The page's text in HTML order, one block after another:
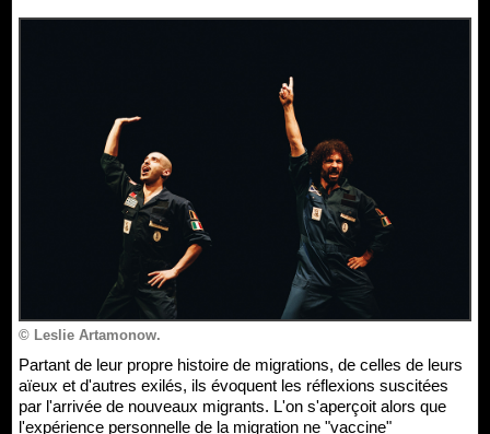
© Leslie Artamonow.
Partant de leur propre histoire de migrations, de celles de leurs
aïeux et d'autres exilés, ils évoquent les réflexions suscitées
par l'arrivée de nouveaux migrants. L'on s'aperçoit alors que
l'expérience personnelle de la migration ne "vaccine"